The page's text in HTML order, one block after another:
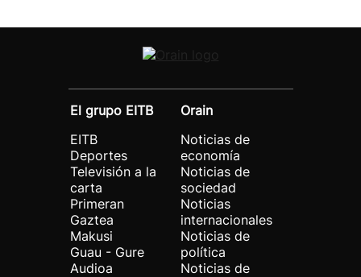
El grupo EITB
EITB
Deportes
Televisión a la
carta
Primeran
Gaztea
Makusi
Guau - Gure
Audioa
Orain
Noticias de
economía
Noticias de
sociedad
Noticias
internacionales
Noticias de
política
Noticias de